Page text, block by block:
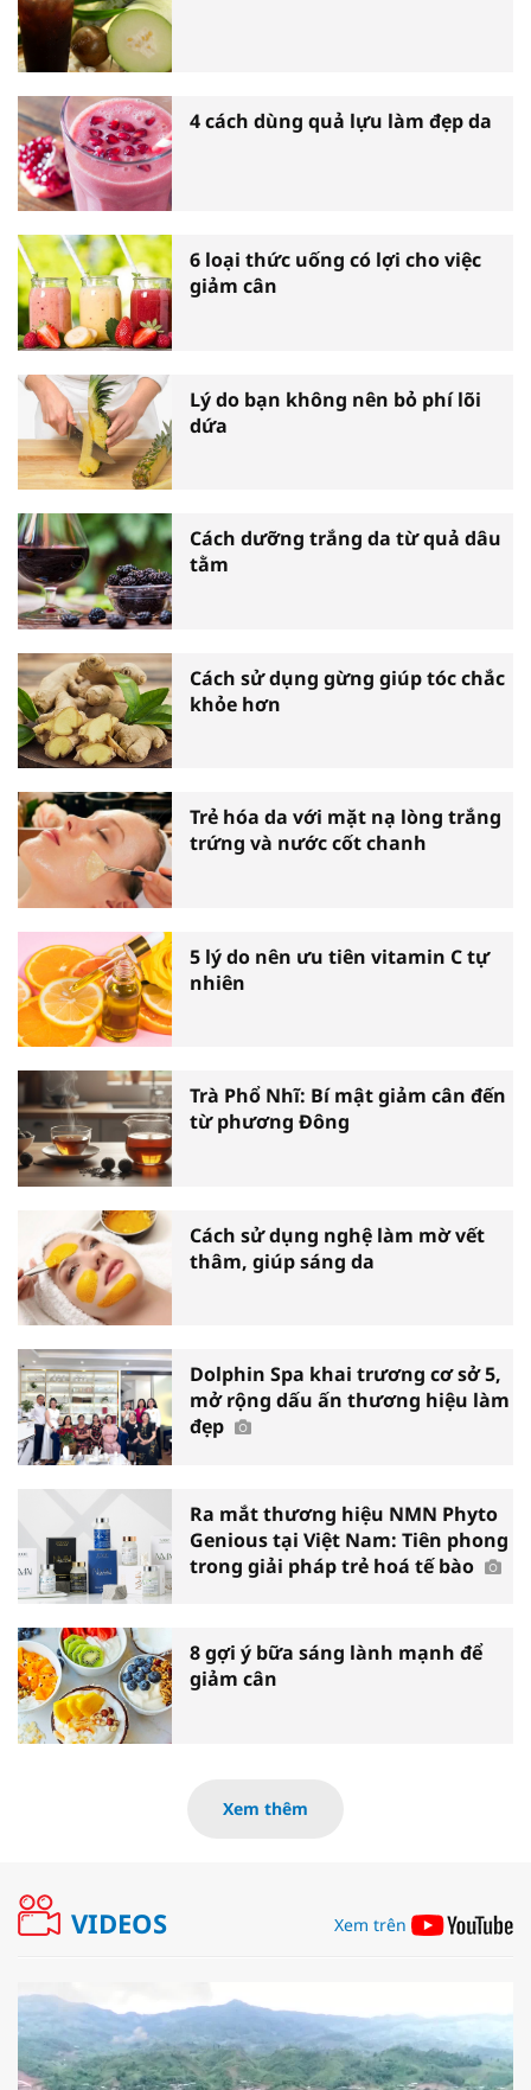
4 cách dùng quả lựu làm đẹp da
6 loại thức uống có lợi cho việc
giảm cân
Lý do bạn không nên bỏ phí lõi
dứa
Cách dưỡng trắng da từ quả dâu
tằm
Cách sử dụng gừng giúp tóc chắc
khỏe hơn
Trẻ hóa da với mặt nạ lòng trắng
trứng và nước cốt chanh
5 lý do nên ưu tiên vitamin C tự
nhiên
Trà Phổ Nhĩ: Bí mật giảm cân đến
từ phương Đông
Cách sử dụng nghệ làm mờ vết
thâm, giúp sáng da
Dolphin Spa khai trương cơ sở 5,
mở rộng dấu ấn thương hiệu làm
đẹp
Ra mắt thương hiệu NMN Phyto
Genious tại Việt Nam: Tiên phong
trong giải pháp trẻ hoá tế bào
8 gợi ý bữa sáng lành mạnh để
giảm cân
Xem thêm
VIDEOS Xem trên